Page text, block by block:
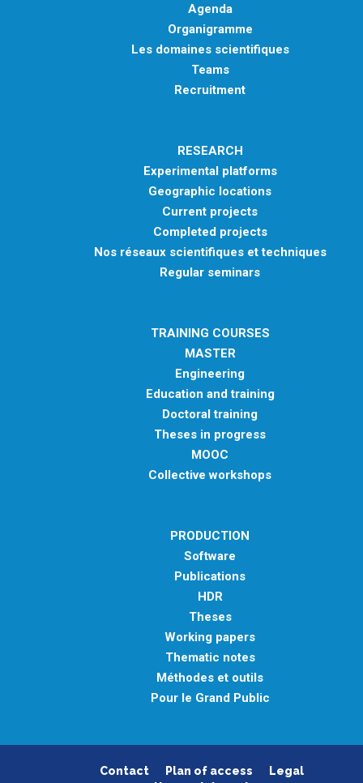
Agenda
Organigramme
Les domaines scientifiques
Teams
Recruitment
RESEARCH
Experimental platforms
Geographic locations
Current projects
Completed projects
Nos réseaux scientifiques et techniques
Regular seminars
TRAINING COURSES
MASTER
Engineering
Education and training
Doctoral training
Theses in progress
MOOC
Collective workshops
PRODUCTION
Software
Publications
HDR
Theses
Working papers
Thematic notes
Méthodes et outils
Pour le Grand Public
Contact Plan of access
Legal